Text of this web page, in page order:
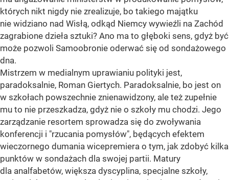
których nikt nigdy nie zrealizuje, bo takiego majątku
nie widziano nad Wisłą, odkąd Niemcy wywieźli na Zachód
zagrabione dzieła sztuki? Ano ma to głęboki sens, gdyż być
może pozwoli Samoobronie oderwać się od sondażowego
dna.
Mistrzem w medialnym uprawianiu polityki jest,
paradoksalnie, Roman Giertych. Paradoksalnie, bo jest on
w szkołach powszechnie znienawidzony, ale też zupełnie
mu to nie przeszkadza, gdyż nie o szkoły mu chodzi. Jego
zarządzanie resortem sprowadza się do zwoływania
konferencji i "rzucania pomysłów", będących efektem
wieczornego dumania wicepremiera o tym, jak zdobyć kilka
punktów w sondażach dla swojej partii. Matury
dla analfabetów, większa dyscyplina, specjalne szkoły,